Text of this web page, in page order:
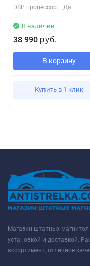
DSP процессор: Да
В наличии
38 990 руб.
В корзину
Купить в 1 клик
Магазин штатных
установкой и доставкой.
ассортимент, отличное